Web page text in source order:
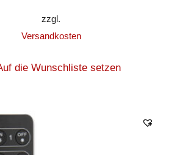
zzgl.
Versandkosten
die Wunschliste setzen